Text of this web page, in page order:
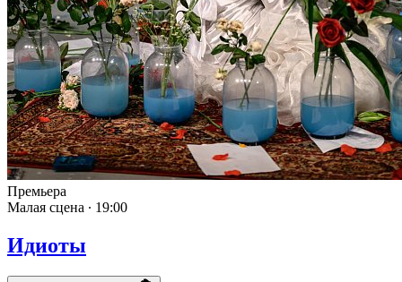
Премьера
Малая сцена ∙ 19:00
Идиоты